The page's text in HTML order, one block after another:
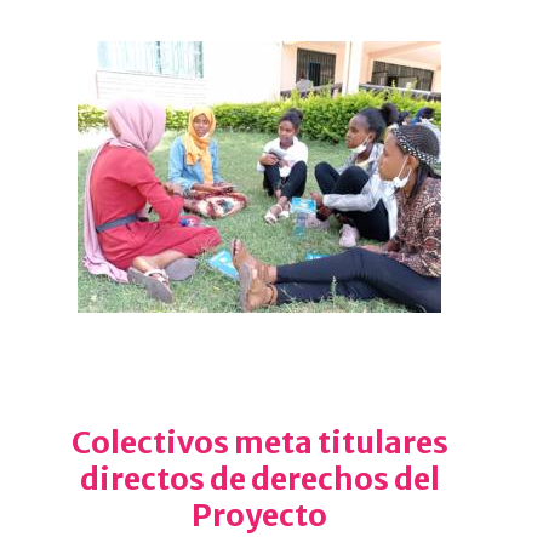
Colectivos meta titulares
directos de derechos del
Proyecto